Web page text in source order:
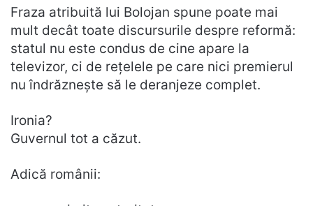
Fraza atribuită lui Bolojan spune poate mai
mult decât toate discursurile despre reformă:
statul nu este condus de cine apare la
televizor, ci de rețelele pe care nici premierul
nu îndrăznește să le deranjeze complet.
Ironia?
Guvernul tot a căzut.
Adică românii: